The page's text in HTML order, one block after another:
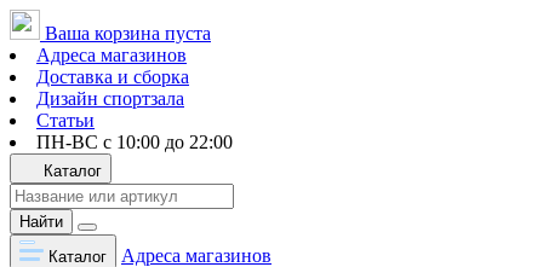
Ваша корзина пуста
Адреса магазинов
Доставка и сборка
Дизайн спортзала
Статьи
ПН-ВС с 10:00 до 22:00
Каталог
Найти
Каталог
Адреса магазинов